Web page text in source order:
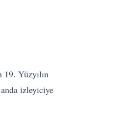
19. Yüzyılın
anda izleyiciye